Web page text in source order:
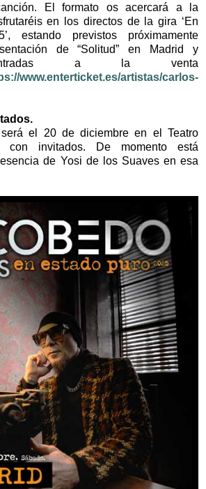
El formato os acercará a la
en los directos de la gira ‘En
estando previstos próximamente
de “Solitud” en Madrid y
a la venta
www.enterticket.es/artistas/carlos-
el 20 de diciembre en el Teatro
con invitados. De momento está
de Yosi de los Suaves en esa